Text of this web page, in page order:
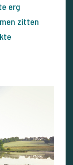
erg
zitten